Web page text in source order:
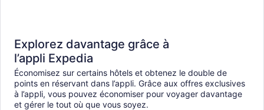
Explorez davantage grâce à
l’appli Expedia
Économisez sur certains hôtels et obtenez le double de
points en réservant dans l’appli. Grâce aux offres exclusives
à l’appli, vous pouvez économiser pour voyager davantage
et gérer le tout où que vous soyez.